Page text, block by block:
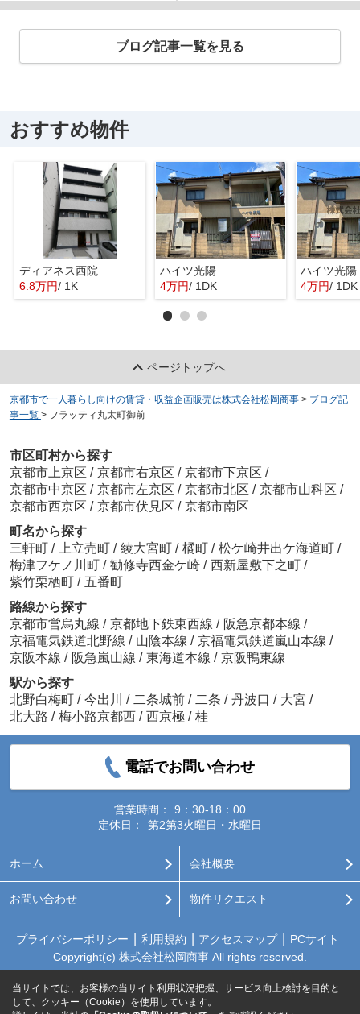
ブログ記事一覧を見る
おすすめ物件
ディアネス西院
6.8万円/ 1K
ハイツ光陽
4万円/ 1DK
ハイツ光陽
4万円/ 1DK
ページトップへ
京都市で一人暮らし向けの賃貸・収益企画販売は株式会社松岡商事 > ブログ記
事一覧 > フラッティ丸太町御前
市区町村から探す
京都市上京区 / 京都市右京区 / 京都市下京区 /
京都市中京区 / 京都市左京区 / 京都市北区 / 京都市山科区 /
京都市西京区 / 京都市伏見区 / 京都市南区
町名から探す
三軒町 / 上立売町 / 綾大宮町 / 橘町 / 松ケ崎井出ケ海道町 /
梅津フケノ川町 / 勧修寺西金ケ崎 / 西新屋敷下之町 /
紫竹栗栖町 / 五番町
路線から探す
京都市営烏丸線 / 京都地下鉄東西線 / 阪急京都本線 /
京福電気鉄道北野線 / 山陰本線 / 京福電気鉄道嵐山本線 /
京阪本線 / 阪急嵐山線 / 東海道本線 / 京阪鴨東線
駅から探す
北野白梅町 / 今出川 / 二条城前 / 二条 / 丹波口 / 大宮 /
北大路 / 梅小路京都西 / 西京極 / 桂
電話でお問い合わせ
営業時間：
9：30-18：00
定休日：
第2第3火曜日・水曜日
ホーム 会社概要
お問い合わせ 物件リクエスト
プライバシーポリシー 利用規約 アクセスマップ
PCサイト
Copyright(c) 株式会社松岡商事 All rights reserved.
当サイトでは、お客様の当サイト利用状況把握、サービス向上検討を目的と
して、クッキー（Cookie）を使用しています。